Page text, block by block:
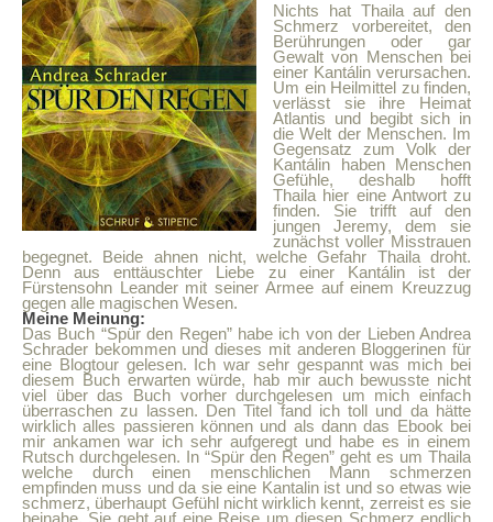
Nichts hat Thaila auf den
Schmerz vorbereitet, den
Berührungen oder gar
Gewalt von Menschen bei
einer Kantálin verursachen.
Um ein Heilmittel zu finden,
verlässt sie ihre Heimat
Atlantis und begibt sich in
die Welt der Menschen. Im
Gegensatz zum Volk der
Kantálin haben Menschen
Gefühle, deshalb hofft
Thaila hier eine Antwort zu
finden. Sie trifft auf den
jungen Jeremy, dem sie
zunächst voller Misstrauen
begegnet. Beide ahnen nicht, welche Gefahr Thaila droht.
Denn aus enttäuschter Liebe zu einer Kantálin ist der
Fürstensohn Leander mit seiner Armee auf einem Kreuzzug
gegen alle magischen Wesen.
Meine Meinung:
Das Buch “Spür den Regen” habe ich von der Lieben Andrea
Schrader bekommen und dieses mit anderen Bloggerinen für
eine Blogtour gelesen. Ich war sehr gespannt was mich bei
diesem Buch erwarten würde, hab mir auch bewusste nicht
viel über das Buch vorher durchgelesen um mich einfach
überraschen zu lassen. Den Titel fand ich toll und da hätte
wirklich alles passieren können und als dann das Ebook bei
mir ankamen war ich sehr aufgeregt und habe es in einem
Rutsch durchgelesen. In “Spür den Regen” geht es um Thaila
welche durch einen menschlichen Mann schmerzen
empfinden muss und da sie eine Kantalin ist und so etwas wie
schmerz, überhaupt Gefühl nicht wirklich kennt, zerreist es sie
beinahe. Sie geht auf eine Reise um diesen Schmerz endlich